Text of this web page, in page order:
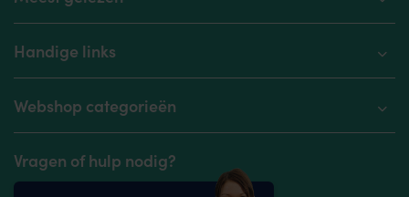
Handige links
Webshop categorieën
Vragen of hulp nodig?